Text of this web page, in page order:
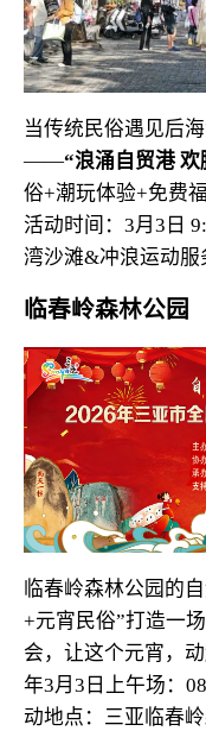
当传统民俗遇见后
——“浪涌自贸港 欢
俗+潮玩体验+免费
活动时间：3月3日
湾沙滩&冲浪运动服
临春岭森林公园
临春岭森林公园的
+元宵民俗”打造一
会，让这个元宵，动
年3月3日 上午场：
动地点： 三亚临春